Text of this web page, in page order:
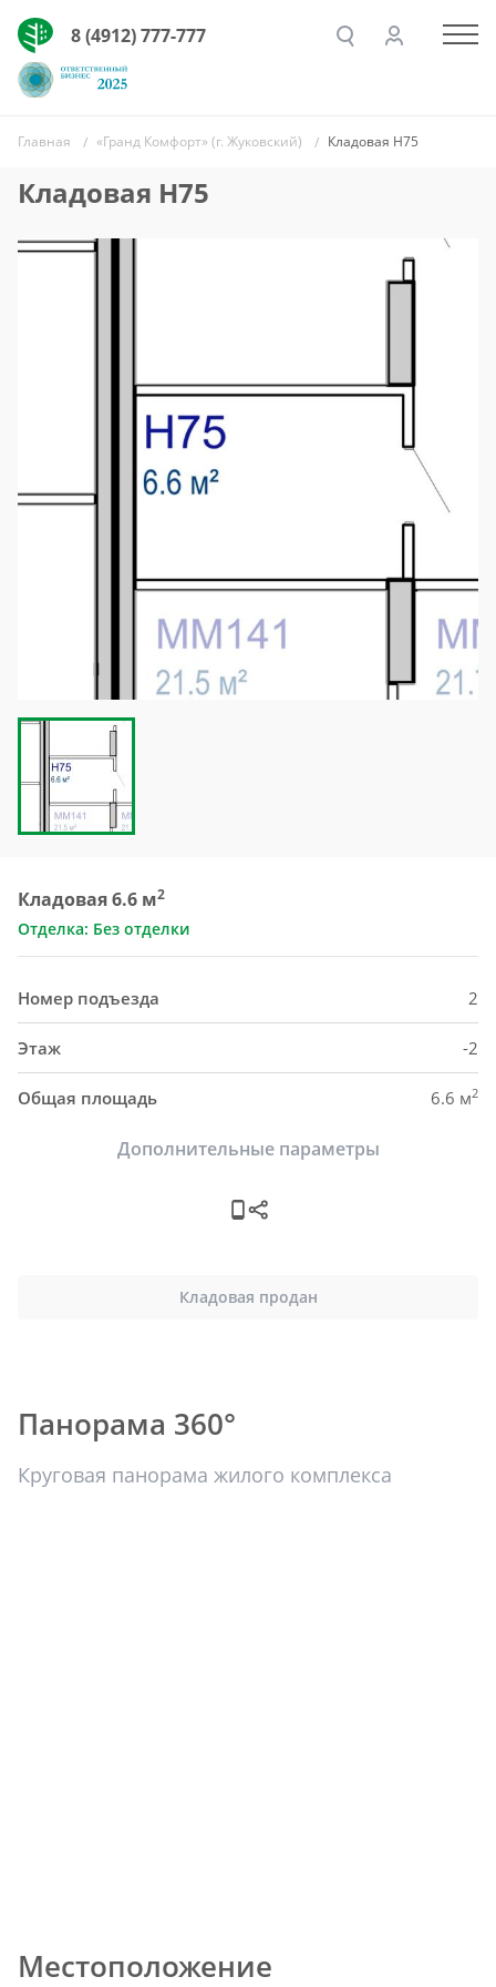
8 (4912) 777-777
Главная «Гранд Комфорт» (г. Жуковский) Кладовая Н75
Кладовая Н75
Кладовая 6.6 м2
Отделка: Без отделки
Номер подъезда 2
Этаж -2
Общая площадь 6.6 м2
Дополнительные параметры
Кладовая продан
Панорама 360°
Круговая панорама жилого комплекса
Местоположение